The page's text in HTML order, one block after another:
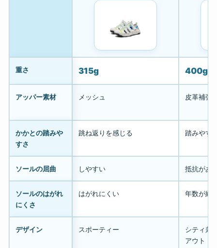
重さ 315g 400g
アッパー素材 メッシュ 皮革補強
かかとの踏みや
すさ
跳ね返りを感じる 踏みやす
ソールの屈曲 しやすい 抵抗があ
ソールのはがれ
にくさ
はがれにくい 年数が経
デザイン スポーティー
シティ兼
アウトド